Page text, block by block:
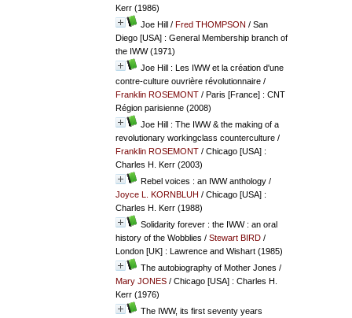
Kerr (1986)
Joe Hill/ Fred THOMPSON / San
Diego [USA] : General Membership branch of
the IWW (1971)
Joe Hill : Les IWW et la création d'une
contre-culture ouvrière révolutionnaire/
Franklin ROSEMONT/ Paris [France] : CNT
Région parisienne (2008)
Joe Hill : The IWW & the making of a
revolutionary workingclass counterculture/
Franklin ROSEMONT/ Chicago [USA] :
Charles H. Kerr (2003)
Rebel voices : an IWW anthology/
Joyce L. KORNBLUH / Chicago [USA] :
Charles H. Kerr (1988)
Solidarity forever : the IWW : an oral
history of the Wobblies / Stewart BIRD/
London [UK] : Lawrence and Wishart (1985)
The autobiography of Mother Jones /
Mary JONES/ Chicago [USA] : Charles H.
Kerr (1976)
The IWW, its first seventy years